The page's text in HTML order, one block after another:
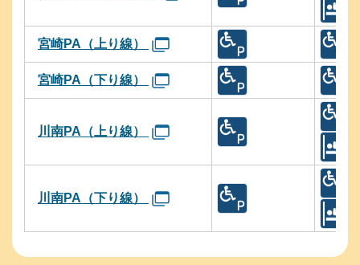
宮崎PA（上り線）
宮崎PA（下り線）
川南PA（上り線）
川南PA（下り線）